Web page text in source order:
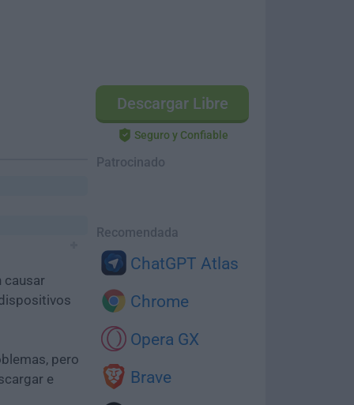
Descargar Libre
Seguro y Confiable
Patrocinado
Recomendada
ChatGPT Atlas
Chrome
Opera GX
Brave
causar
pero
e